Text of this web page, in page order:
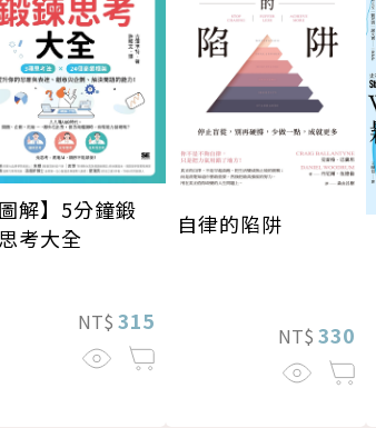
解】5分鐘鍛
考大全
NT$ 315
自律的陷阱
NT$ 330